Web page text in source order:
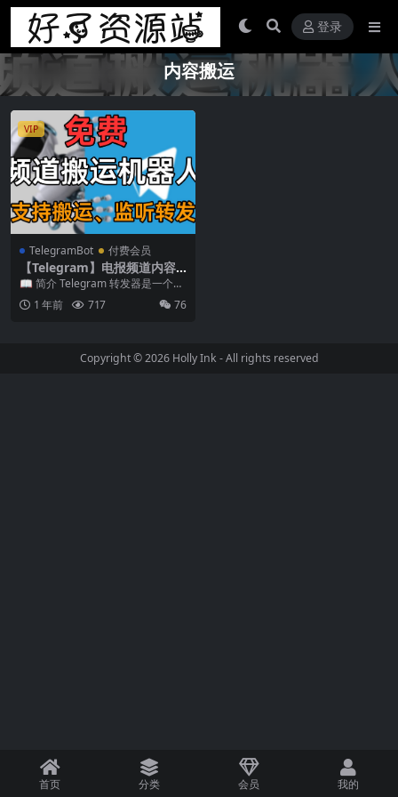
登录
内容搬运
VIP
TelegramBot 付费会员
【Telegram】电报频道内容
搬运|群内容转发
📖 简介 Telegram 转发器是一个强
大的消息转发工具，只需要你的账
号加入频...
1 年前 717 76
Copyright © 2026 Holly Ink - All rights reserved
首页 分类 会员 我的